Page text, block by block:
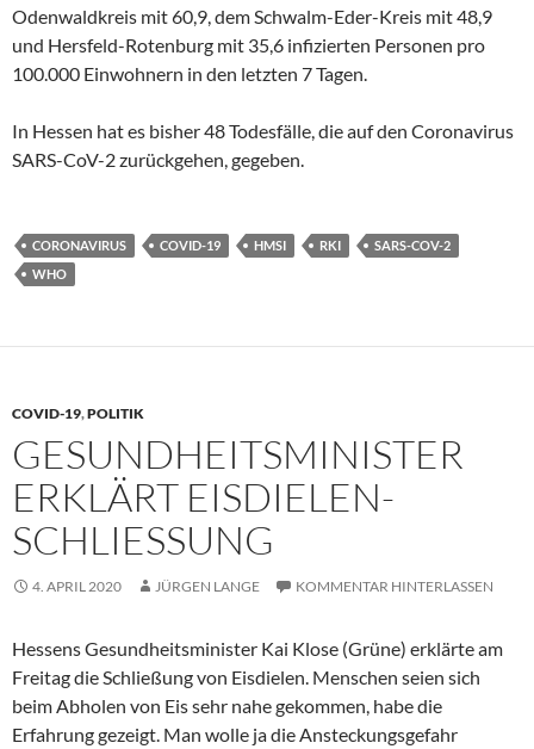
Odenwaldkreis mit 60,9, dem Schwalm-Eder-Kreis mit 48,9
und Hersfeld-Rotenburg mit 35,6 infizierten Personen pro
100.000 Einwohnern in den letzten 7 Tagen.
In Hessen hat es bisher 48 Todesfälle, die auf den Coronavirus
SARS-CoV-2 zurückgehen, gegeben.
CORONAVIRUS COVID-19 HMSI RKI
SARS-COV-2
WHO
COVID-19,POLITIK
GESUNDHEITSMINISTER
ERKLÄRT EISDIELEN-
SCHLIESSUNG
4. APRIL 2020 JÜRGEN LANGE KOMMENTAR HINTERLASSEN
Hessens Gesundheitsminister Kai Klose (Grüne) erklärte am
Freitag die Schließung von Eisdielen. Menschen seien sich
beim Abholen von Eis sehr nahe gekommen, habe die
Erfahrung gezeigt. Man wolle ja die Ansteckungsgefahr